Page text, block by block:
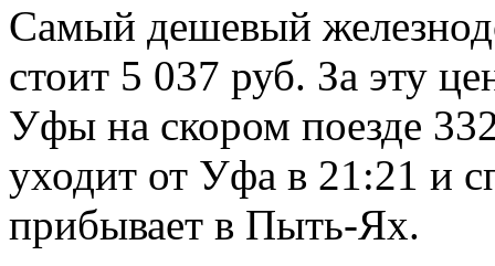
Самый дешевый
стоит 5 037 руб. За эту
Уфы на скором поезде
уходит от Уфа в 21:21 и
прибывает в Пыть-Ях.